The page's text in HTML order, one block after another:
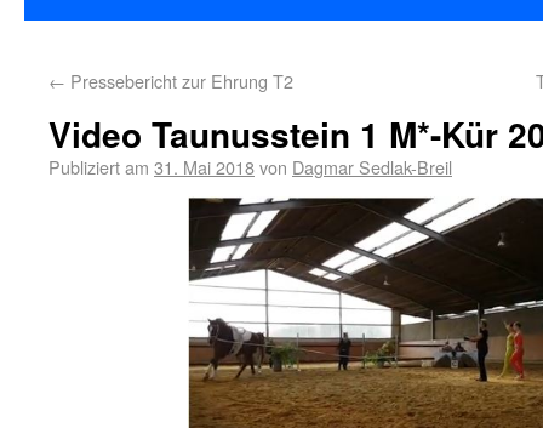
← Pressebericht zur Ehrung T2
Video Taunusstein 1 M*-Kür
Publiziert am 31. Mai 2018von Dagmar Sedlak-Breil